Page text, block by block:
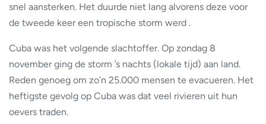
snel aansterken. Het duurde niet lang alvorens deze voor
de tweede keer een tropische storm werd .
Cuba was het volgende slachtoffer. Op zondag 8
november ging de storm ’s nachts (lokale tijd) aan land.
Reden genoeg om zo’n 25.000 mensen te evacueren. Het
heftigste gevolg op Cuba was dat veel rivieren uit hun
oevers traden.